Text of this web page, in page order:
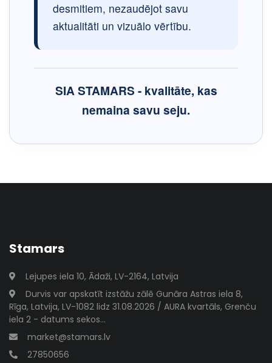
desmitiem, nezaudējot savu
aktualitāti un vizuālo vērtību.
SIA STAMARS - kvalitāte, kas
nemaina savu seju.
Stamars
Lejupes iela 10, Ādaži, LV-2164, Latvija
Durvis var apskatīt izstāžu zālē Gunāra Astras iela 8,
Rīga, Latvija, LV-1082 lidz 31.08.2026 / AURA kvartāls, Grenču
iela 2 - datums sekos...
market@stamars.lv
27850656